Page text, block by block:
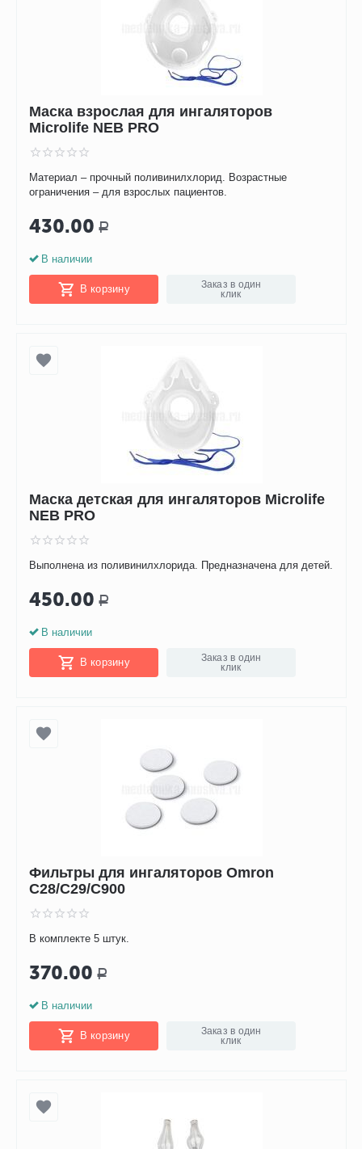
Маска взрослая для ингаляторов
Microlife NEB PRO
Материал – прочный поливинилхлорид. Возрастные
ограничения – для взрослых пациентов.
430.00 Р
В наличии
В корзину
Заказ в один
клик
Маска детская для ингаляторов Microlife
NEB PRO
Выполнена из поливинилхлорида. Предназначена для детей.
450.00 Р
В наличии
В корзину
Заказ в один
клик
Фильтры для ингаляторов Omron
C28/C29/C900
В комплекте 5 штук.
370.00 Р
В наличии
В корзину
Заказ в один
клик